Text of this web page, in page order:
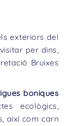
exteriors del
per dins,
Bruixes
boniques
ecològics,
així com carn